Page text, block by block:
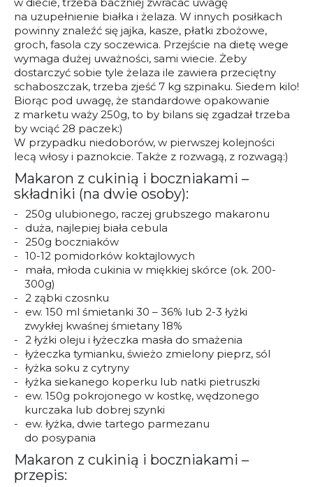
na uzupełnienie białka i żelaza. W innych posiłkach
powinny znaleźć się jajka, kasze, płatki zbożowe,
groch, fasola czy soczewica. Przejście na dietę wege
wymaga dużej uważności, sami wiecie. Żeby
dostarczyć sobie tyle żelaza ile zawiera przeciętny
schaboszczak, trzeba zjeść 7 kg szpinaku. Siedem kilo!
Biorąc pod uwagę, że standardowe opakowanie
z marketu waży 250g, to by bilans się zgadzał trzeba
by wciąć 28 paczek:)
W przypadku niedoborów, w pierwszej kolejności
lecą włosy i paznokcie. Także z rozwagą, z rozwagą:)
Makaron z cukinią i boczniakami –
składniki (na dwie osoby):
250g ulubionego, raczej grubszego makaronu
duża, najlepiej biała cebula
250g boczniaków
10-12 pomidorków koktajlowych
mała, młoda cukinia w miękkiej skórce (ok. 200-
300g)
2 ząbki czosnku
ew. 150 ml śmietanki 30 – 36% lub 2-3 łyżki
zwykłej kwaśnej śmietany 18%
2 łyżki oleju i łyżeczka masła do smażenia
łyżeczka tymianku, świeżo zmielony pieprz, sól
łyżka soku z cytryny
łyżka siekanego koperku lub natki pietruszki
ew. 150g pokrojonego w kostkę, wędzonego
kurczaka lub dobrej szynki
ew. łyżka, dwie tartego parmezanu
do posypania
Makaron z cukinią i boczniakami –
przepis: